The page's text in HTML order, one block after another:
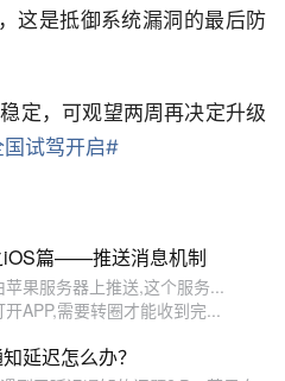
这是抵御系统漏洞的最后防
定，可观望两周再决定升级
试驾开启#
iOS篇——推送消息机制
果服务器上推送,这个服务...
APP,需要转圈才能收到完...
延迟怎么办？